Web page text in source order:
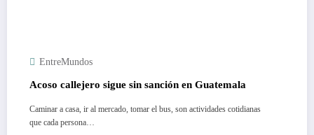
EntreMundos
Acoso callejero sigue sin sanción en Guatemala
Caminar a casa, ir al mercado, tomar el bus, son actividades cotidianas
que cada persona…